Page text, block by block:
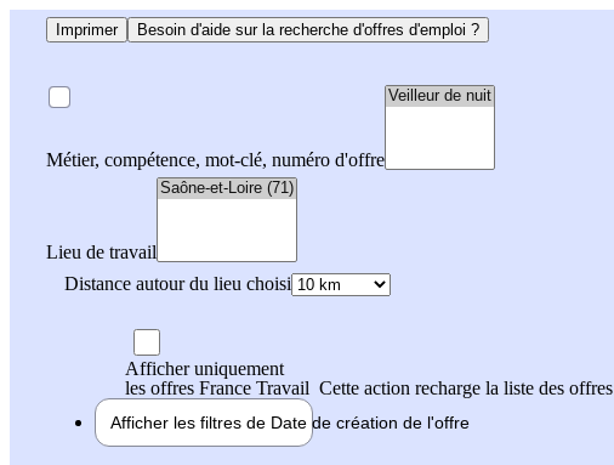
Imprimer Besoin d'aide sur la recherche d'offres d'emploi ?
Métier, compétence, mot-clé, numéro d'offre
Lieu de travail
Distance autour du lieu choisi
Afficher uniquement
les offres France Travail Cette action recharge la liste des offres
Afficher les filtres de Date de création de l'offre